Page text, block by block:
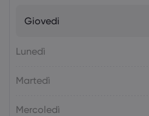
della politica
Giovedi
Lunedì
Martedì
Mercoledì